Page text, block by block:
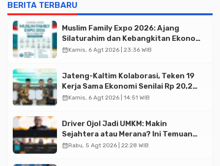
BERITA TERBARU
Muslim Family Expo 2026: Ajang
Silaturahim dan Kebangkitan Ekonomi
Halal di Jakarta
calendar_monthKamis, 6 Agt 2026 | 23:36 WIB
Jateng-Kaltim Kolaborasi, Teken 19
Kerja Sama Ekonomi Senilai Rp 20,2
Triliun
calendar_monthKamis, 6 Agt 2026 | 14:51 WIB
Driver Ojol Jadi UMKM: Makin
Sejahtera atau Merana? Ini Temuan
Diskusi Paramadina
calendar_monthRabu, 5 Agt 2026 | 22:28 WIB